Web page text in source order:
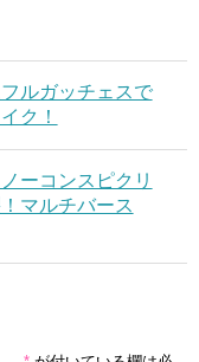
ルガッチェスで
ク！
ーコンスピクリ
マルチバース